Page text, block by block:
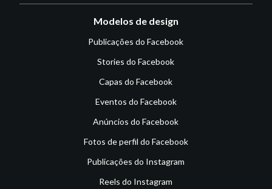
Modelos de design
Publicações do Facebook
Stories do Facebook
Capas do Facebook
Eventos do Facebook
Anúncios do Facebook
Fotos de perfil do Facebook
Publicações do Instagram
Reels do Instagram